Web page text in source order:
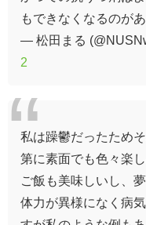
もできなくなるのが
— 松田まる
2
私は躁鬱だったため
第に素面でも色々楽
ご飯も美味しいし、
体力が異様になく病